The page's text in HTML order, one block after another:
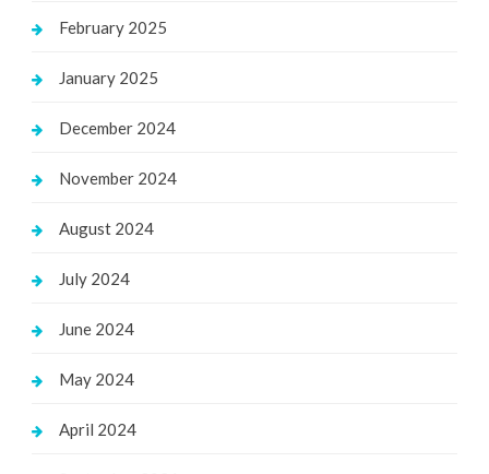
February 2025
January 2025
December 2024
November 2024
August 2024
July 2024
June 2024
May 2024
April 2024